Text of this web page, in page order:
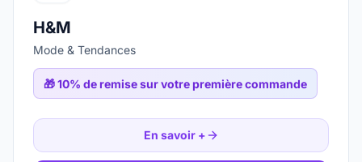
H&M
Mode & Tendances
🎁10% de remise sur votre première commande
En savoir +